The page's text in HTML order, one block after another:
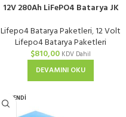
12V 280Ah LiFePO4 Batarya JK
Lifepo4 Batarya Paketleri,12 Volt
Lifepo4 Batarya Paketleri
$810,00 KDV Dahil
DEVAMINI OKU
TÜKENDI